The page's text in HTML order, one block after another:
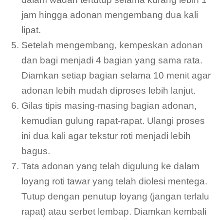
jam hingga adonan mengembang dua kali
lipat.
Setelah mengembang, kempeskan adonan
dan bagi menjadi 4 bagian yang sama rata.
Diamkan setiap bagian selama 10 menit agar
adonan lebih mudah diproses lebih lanjut.
Gilas tipis masing-masing bagian adonan,
kemudian gulung rapat-rapat. Ulangi proses
ini dua kali agar tekstur roti menjadi lebih
bagus.
Tata adonan yang telah digulung ke dalam
loyang roti tawar yang telah diolesi mentega.
Tutup dengan penutup loyang (jangan terlalu
rapat) atau serbet lembap. Diamkan kembali